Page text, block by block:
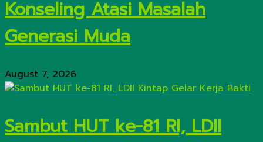
Konseling Atasi Masalah
Generasi Muda
August 7, 2026
Sambut HUT ke-81 RI, LDII